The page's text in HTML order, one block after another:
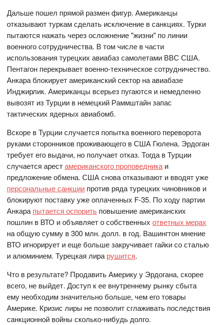
Дальше пошел прямой размен фигур. Американцы
отказывают туркам сделать исключение в санкциях. Турки
пытаются нажать через осложнение "жизни" по линии
военного сотрудничества. В том числе в части
использования турецких авиабаз самолетами ВВС США.
Пентагон перекрывает военно-техническое сотрудничество.
Анкара блокирует американский сектор на авиабазе
Инджирлик. Американцы всерьез пугаются и немедленно
вывозят из Турции в немецкий Раммштайн запас
тактических ядерных авиабомб.
Вскоре в Турции случается попытка военного переворота
руками сторонников проживающего в США Гюлена. Эрдоган
требует его выдачи, но получает отказ. Тогда в Турции
случается арестамериканского проповедника и
предложение обмена. США снова отказывают и вводят уже
персональные санкции против ряда турецких чиновников и
блокируют поставку уже оплаченных F-35. По ходу партии
Анкара пытается оспорить повышение американских
пошлин в ВТО и объявляет о собственныхответных мерах
на общую сумму в 300 млн. долл. в год. Вашингтон мнение
ВТО игнорирует и еще больше закручивает гайки со сталью
и алюминием. Турецкая лира рушится.
Что в результате? Продавить Америку у Эрдогана, скорее
всего, не выйдет. Доступ к ее внутреннему рынку сбыта
ему необходим значительно больше, чем его товары
Америке. Кризис лиры не позволит сглаживать последствия
санкционной войны сколько-нибудь долго.